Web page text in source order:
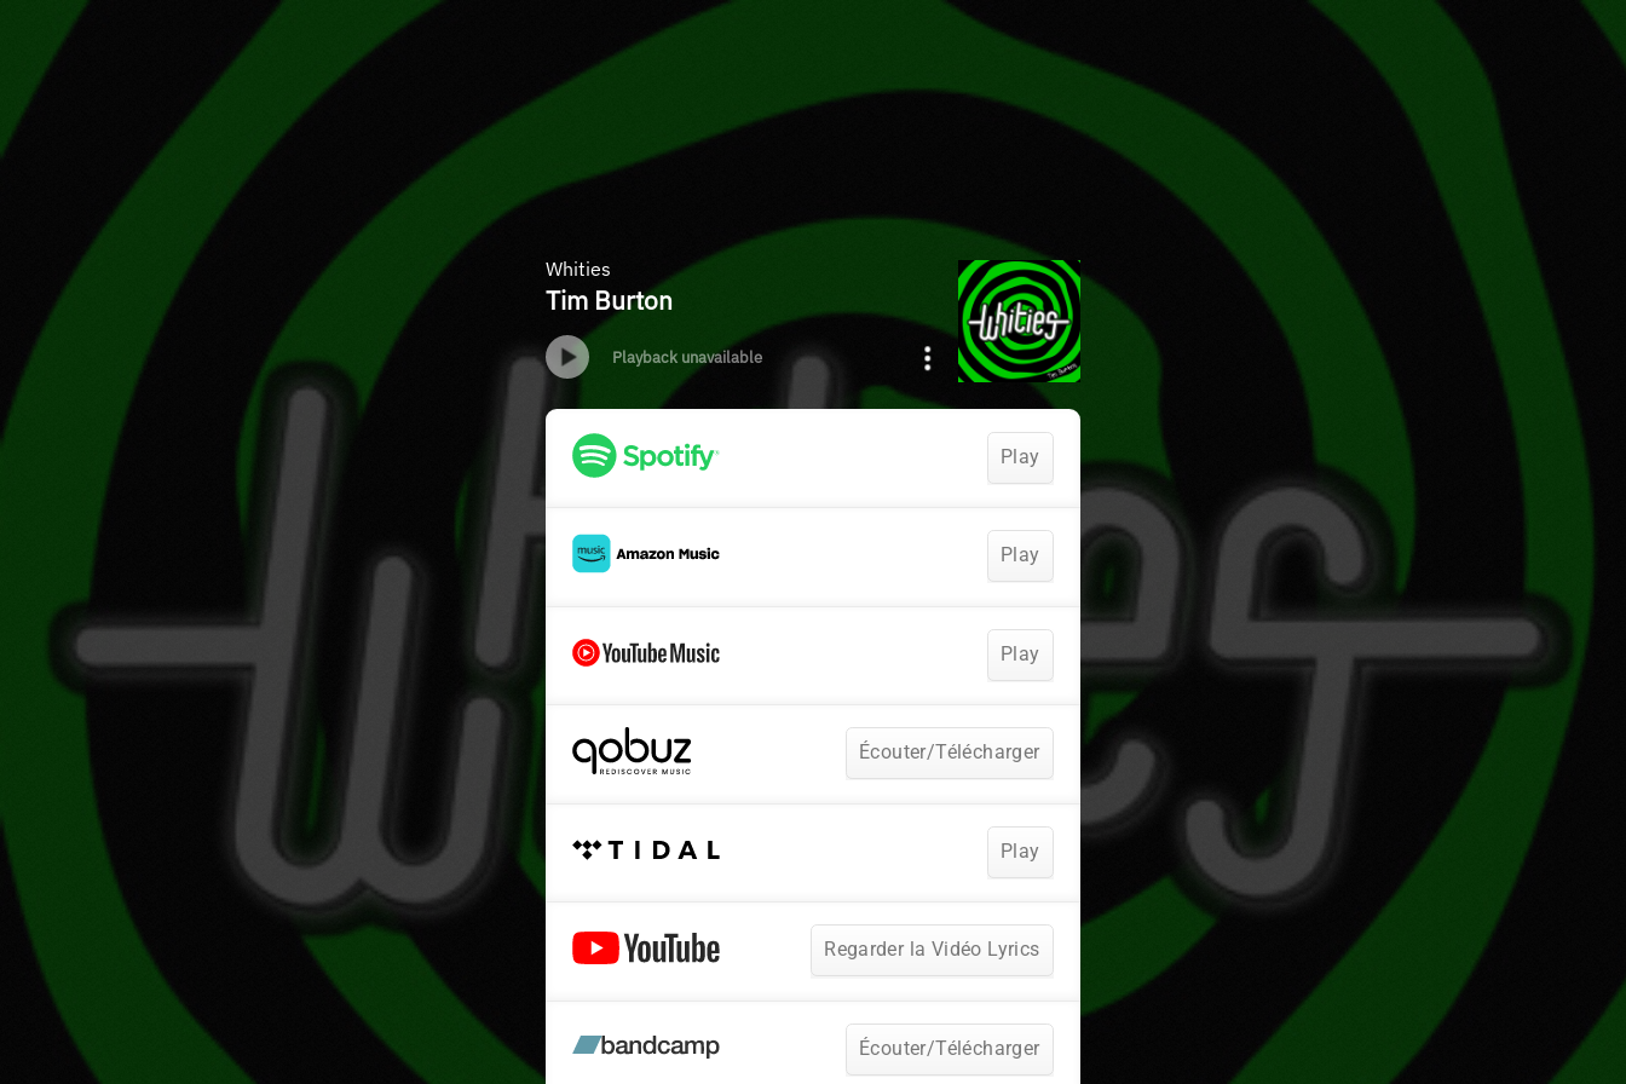
Whities
Tim Burton
Playback unavailable
Play
Play
Play
Écouter/Télécharger
Play
Regarder la Vidéo Lyrics
Écouter/Télécharger